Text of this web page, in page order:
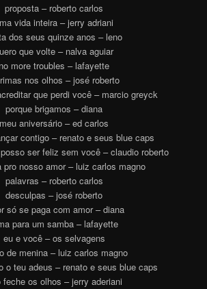
proposta – roberto carlos
vida inteira – jerry adriani
dos seus quinze anos – leno
que volte – nalva aguiar
no more troubles – lafayette
nos olhos – josé roberto
que perdi você – marcio greyck
porque brigamos – diana
meu aniversário – ed carlos
contigo – renato e seus blue caps
ser feliz sem você – claudio roberto
pro nosso amor – luiz carlos magno
palavras – roberto carlos
desculpas – josé roberto
só se paga com amor – diana
para um samba – lafayette
eu e você – os selvagens
de menina – luiz carlos magno
o teu adeus – renato e seus blue caps
feche os olhos – jerry aderiani